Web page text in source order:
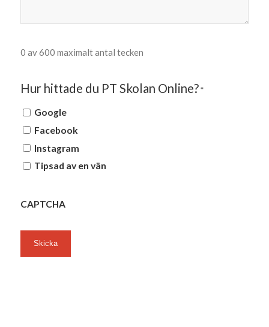
0 av 600 maximalt antal tecken
Hur hittade du PT Skolan Online? *
Google
Facebook
Instagram
Tipsad av en vän
CAPTCHA